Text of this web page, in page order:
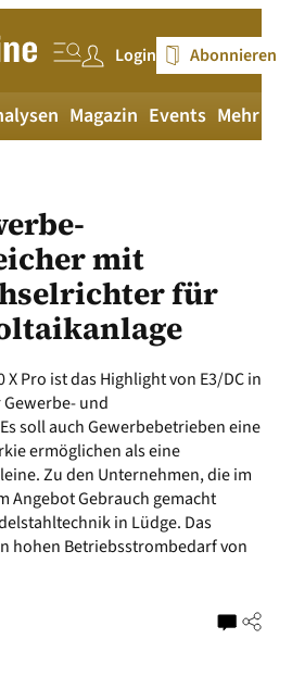
Login Abonnieren
Magazin Events Mehr
mit
für
Pro ist das Highlight von E3/DC in
und
soll auch Gewerbebetrieben eine
ermöglichen als eine
Zu den Unternehmen, die im
Angebot Gebrauch gemacht
in Lüdge. Das
hohen Betriebsstrombedarf von